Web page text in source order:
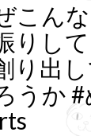
こん
りし
り出
うか